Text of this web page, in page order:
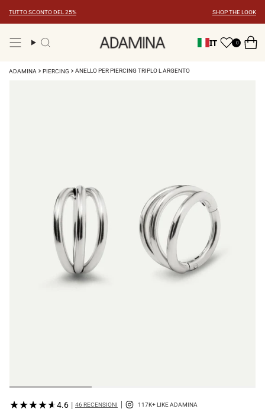
contenuto
TUTTO SCONTO DEL 25% SHOP THE LOOK
Ricerca IT 0
ADAMINA PIERCING ANELLO PER PIERCING TRIPLO L ARGENTO
★★★★★
★★★★★4.6 | 46 RECENSIONI